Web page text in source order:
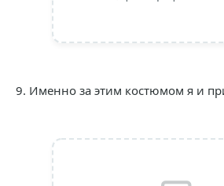
9. Именно за этим костюмом я и